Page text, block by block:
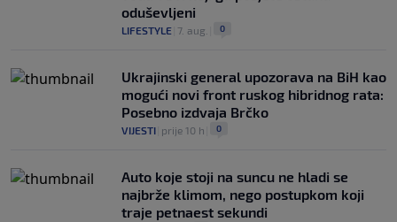
oduševljeni
LIFESTYLE 7. aug. 0
Ukrajinski general upozorava na BiH kao
mogući novi front ruskog hibridnog rata:
Posebno izdvaja Brčko
VIJESTI prije 10 h 0
Auto koje stoji na suncu ne hladi se
najbrže klimom, nego postupkom koji
traje petnaest sekundi